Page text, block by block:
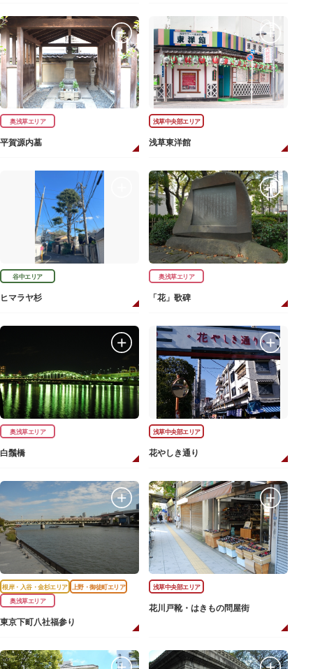
奥浅草エリア
平賀源内墓
浅草中央部エリア
浅草東洋館
谷中エリア
ヒマラヤ杉
奥浅草エリア
「花」歌碑
奥浅草エリア
白鬚橋
浅草中央部エリア
花やしき通り
根岸・入谷・金杉エリア
上野・御徒町エリア
奥浅草エリア
東京下町八社福参り
浅草中央部エリア
花川戸靴・はきもの問屋街